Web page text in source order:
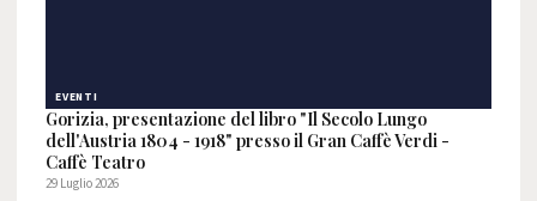
EVENTI
Gorizia, presentazione del libro "Il Secolo Lungo
dell'Austria 1804 - 1918" presso il Gran Caffè Verdi -
Caffè Teatro
29 Luglio 2026